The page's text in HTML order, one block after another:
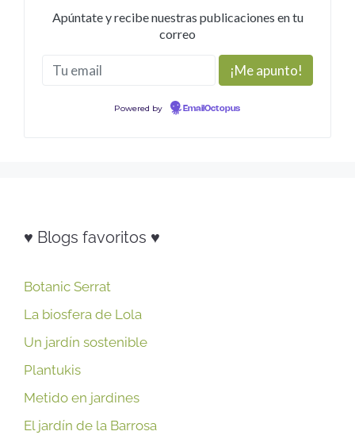
Apúntate y recibe nuestras publicaciones en tu
correo
Powered by EmailOctopus
♥ Blogs favoritos ♥
Botanic Serrat
La biosfera de Lola
Un jardín sostenible
Plantukis
Metido en jardines
El jardín de la Barrosa